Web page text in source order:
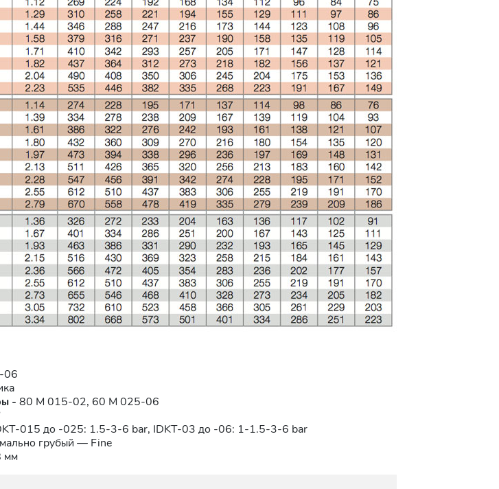
06
- 80 M 015-02, 60 M 025-06
015 до -025: 1.5-3-6 bar, IDKТ-03 до -06: 1-1.5-3-6 bar
грубый — Fine
мм